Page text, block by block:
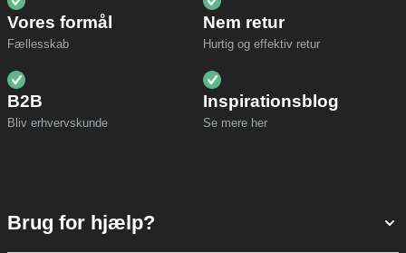
Vores formål
Fællesskab
Nem retur
Hurtig og effektiv retur
B2B
Bliv erhvervskunde
Inspirationsblog
Se mere her
Brug for hjælp?